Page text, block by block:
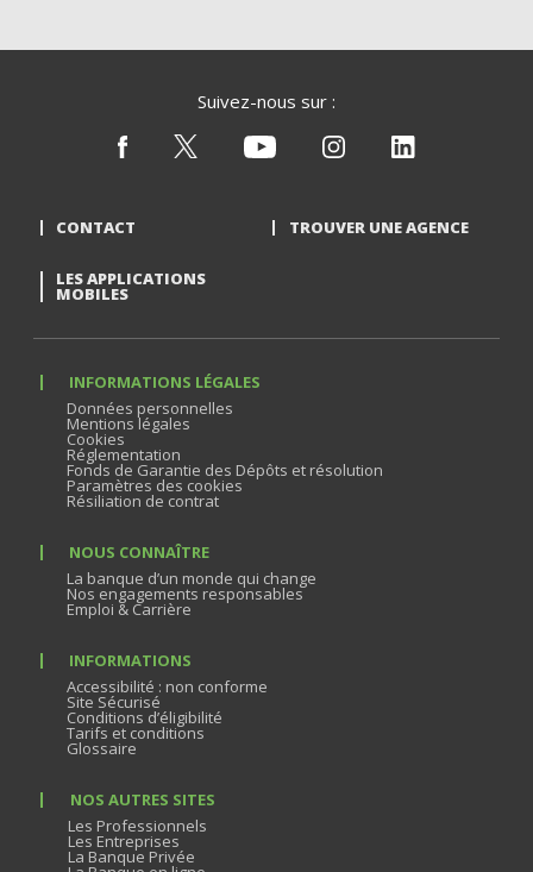
Suivez-nous sur :
CONTACT TROUVER UNE AGENCE
LES APPLICATIONS
MOBILES
INFORMATIONS LÉGALES
Données personnelles
Mentions légales
Cookies
Réglementation
Fonds de Garantie des Dépôts et résolution
Paramètres des cookies
Résiliation de contrat
NOUS CONNAÎTRE
La banque d’un monde qui change
Nos engagements responsables
Emploi & Carrière
INFORMATIONS
Accessibilité : non conforme
Site Sécurisé
Conditions d’éligibilité
Tarifs et conditions
Glossaire
NOS AUTRES SITES
Les Professionnels
Les Entreprises
La Banque Privée